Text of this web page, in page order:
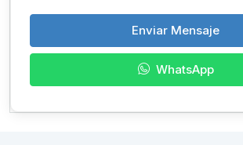
Enviar Mensaje
WhatsApp